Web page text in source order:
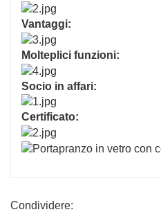
Vantaggi:
Molteplici funzioni:
Socio in affari:
Certificato:
Condividere: